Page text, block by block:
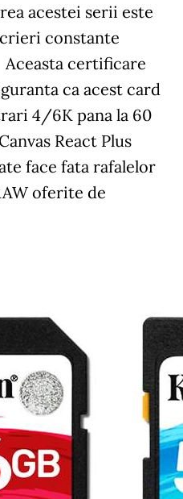
acestei serii este
constante
certificare
ca acest card
4/6K pana la 60
React Plus
face fata rafalelor
oferite de